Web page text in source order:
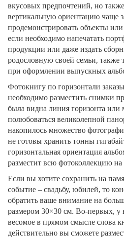
вкусовых предпочтений, но
вертикальную ориентацию чаще
продемонстрировать объекты
если необходимо напечатать
продукции или даже издать
родословную своей семьи, также
при оформлении выпускных
Фотокнигу по горизонтали
необходимо разместить снимки
была видна линия горизонта
полюбоваться великолепной
накопилось множество
не готовы хранить тонны
горизонтальная ориентация
разместит всю фотоколлекцию на
Если вы хотите сохранить на
событие – свадьбу, юбилей, то
обратить ваше внимание на
размером 30×30 см. Во-первых, у
весомое в прямом смысле слова
действительно вы сможете